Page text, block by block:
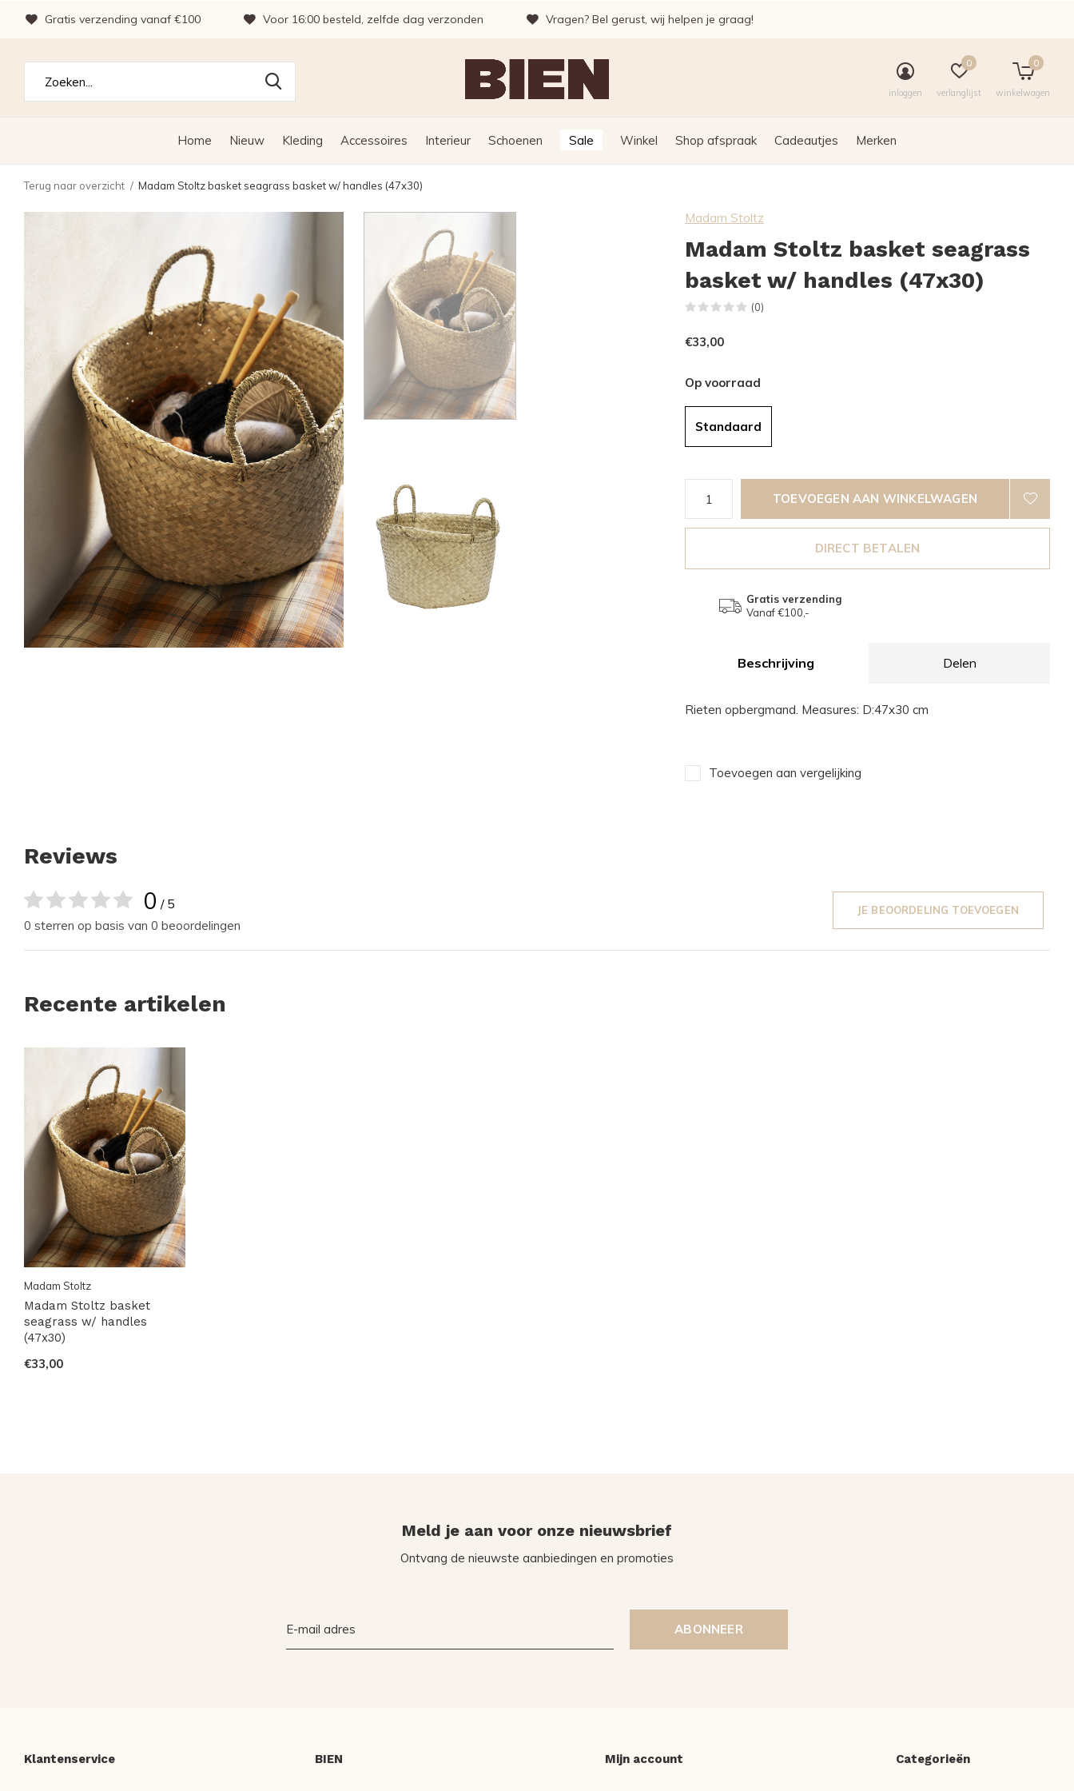
Home Nieuw Kleding Accessoires Interieur Schoenen Sale Winkel Shop afspraak Cadeautjes Merken
inloggen verlanglijst
0
winkelwagen
0
Gratis verzending vanaf €100 Voor 16:00 besteld, zelfde dag verzonden Vragen? Bel gerust, wij helpen je graag!
Terug naar overzicht Madam Stoltz basket seagrass basket w/ handles (47x30)
Madam Stoltz
Madam Stoltz basket seagrass
basket w/ handles (47x30)
(0)
€33,00
Op voorraad
Standaard
TOEVOEGEN AAN WINKELWAGEN
DIRECT BETALEN
Gratis verzending
Vanaf €100,-
Beschrijving Delen
Rieten opbergmand. Measures: D:47x30 cm
Toevoegen aan vergelijking
Reviews
0 / 5
0 sterren op basis van 0 beoordelingen
JE BEOORDELING TOEVOEGEN
Recente artikelen
Madam Stoltz
Madam Stoltz basket
seagrass w/ handles
(47x30)
€33,00
Meld je aan voor onze nieuwsbrief
Ontvang de nieuwste aanbiedingen en promoties
ABONNEER
Klantenservice BIEN Mijn account Categorieën